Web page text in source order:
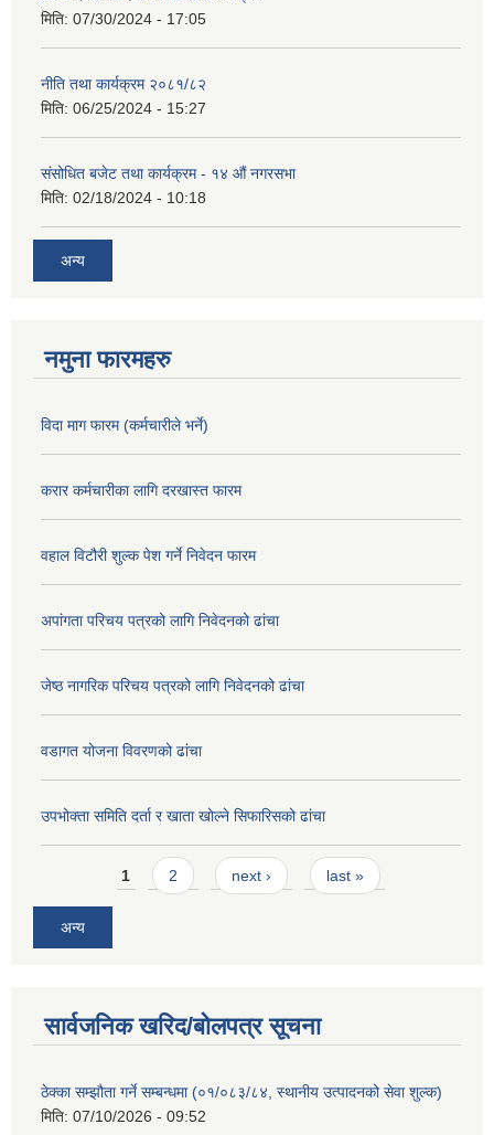
मिति: 07/30/2024 - 17:05
नीति तथा कार्यक्रम २०८१/८२
मिति: 06/25/2024 - 15:27
संसोधित बजेट तथा कार्यक्रम - १४ औं नगरसभा
मिति: 02/18/2024 - 10:18
अन्य
नमुना फारमहरु
विदा माग फारम (कर्मचारीले भर्ने)
करार कर्मचारीका लागि दरखास्त फारम
वहाल विटौरी शुल्क पेश गर्ने निवेदन फारम
अपांगता परिचय पत्रको लागि निवेदनको ढांचा
जेष्ठ नागरिक परिचय पत्रको लागि निवेदनको ढांचा
वडागत योजना विवरणको ढांचा
उपभोक्ता समिति दर्ता र खाता खोल्ने सिफारिसको ढांचा
Pages1 2 next › last »
अन्य
सार्वजनिक खरिद/बोलपत्र सूचना
ठेक्का सम्झौता गर्ने सम्बन्धमा (०१/०८३/८४, स्थानीय उत्पादनको सेवा शुल्क)
मिति: 07/10/2026 - 09:52